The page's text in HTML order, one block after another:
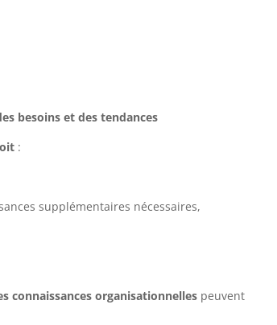
besoins et des tendances
:
supplémentaires nécessaires,
connaissances organisationnelles peuvent